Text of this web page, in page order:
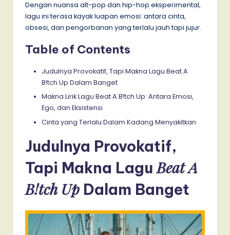
Dengan nuansa alt-pop dan hip-hop eksperimental,
lagu ini terasa kayak luapan emosi: antara cinta,
obsesi, dan pengorbanan yang terlalu jauh tapi jujur.
Table of Contents
Judulnya Provokatif, Tapi Makna Lagu Beat A
B!tch Up Dalam Banget
Makna Lirik Lagu Beat A B!tch Up: Antara Emosi,
Ego, dan Eksistensi
Cinta yang Terlalu Dalam Kadang Menyakitkan
Judulnya Provokatif,
Tapi Makna LaguBeat A
B!tch Up Dalam Banget